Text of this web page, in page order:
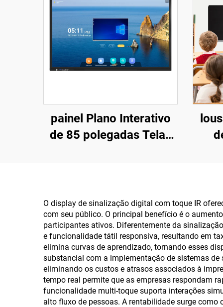
painel Plano Interativo
de 85 polegadas Telas
O display de sinalização digital com toque IR
com seu público. O principal benefício é o
participantes ativos. Diferentemente da
e funcionalidade tátil responsiva, resultando em
elimina curvas de aprendizado, tornando esses
substancial com a implementação de sistemas
eliminando os custos e atrasos associados à
tempo real permite que as empresas respondam
funcionalidade multi-toque suporta interações
alto fluxo de pessoas. A rentabilidade surge